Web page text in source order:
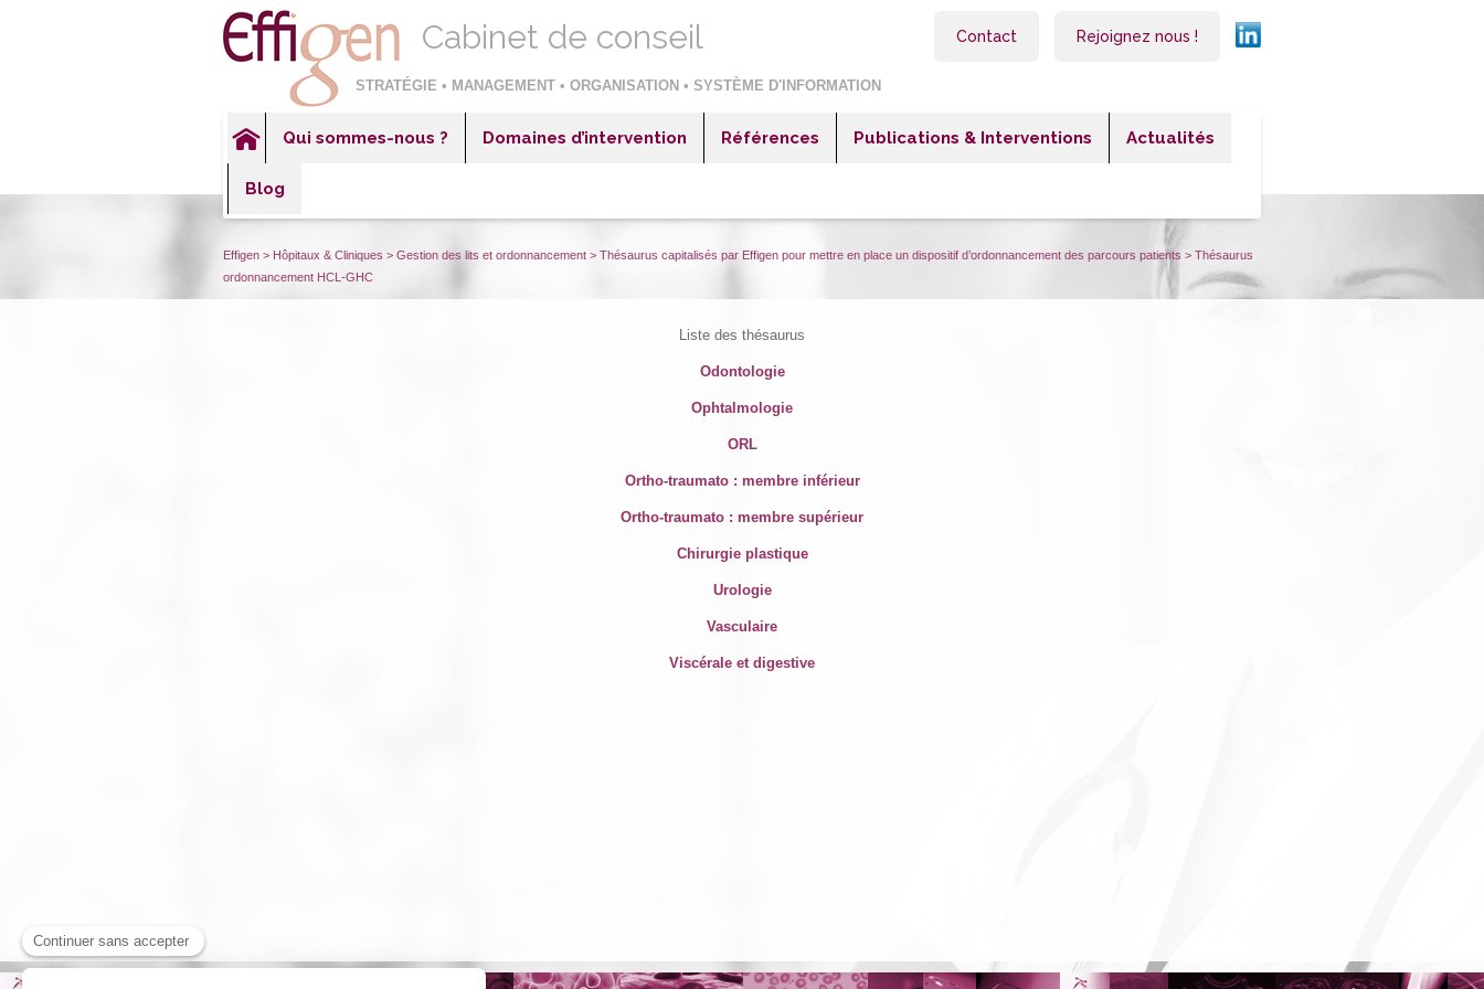
Contact Rejoignez nous !
Cabinet de conseil
STRATÉGIE • MANAGEMENT • ORGANISATION • SYSTÈME D'INFORMATION
Qui sommes-nous ? Domaines d’intervention
Entreprises industrielles
Références
Entreprises industrielles
Publications & Interventions Actualités
Blog
Effigen > Hôpitaux & Cliniques > Gestion des lits et ordonnancement > Thésaurus capitalisés par Effigen pour mettre en place un dispositif d’ordonnancement des parcours patients > Thésaurus
ordonnancement HCL-GHC
Liste des thésaurus
Odontologie
Ophtalmologie
ORL
Ortho-traumato : membre inférieur
Ortho-traumato : membre supérieur
Chirurgie plastique
Urologie
Vasculaire
Viscérale et digestive